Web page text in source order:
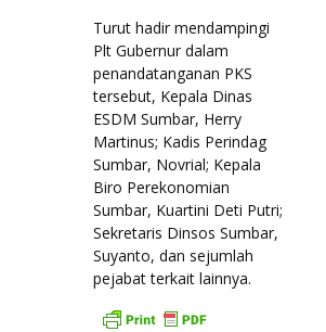
Turut hadir mendampingi
Plt Gubernur dalam
penandatanganan PKS
tersebut, Kepala Dinas
ESDM Sumbar, Herry
Martinus; Kadis Perindag
Sumbar, Novrial; Kepala
Biro Perekonomian
Sumbar, Kuartini Deti Putri;
Sekretaris Dinsos Sumbar,
Suyanto, dan sejumlah
pejabat terkait lainnya.